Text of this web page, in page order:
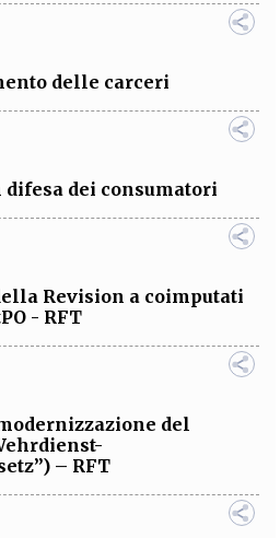
delle carceri
difesa dei consumatori
Revision a coimputati
- RFT
del
– RFT